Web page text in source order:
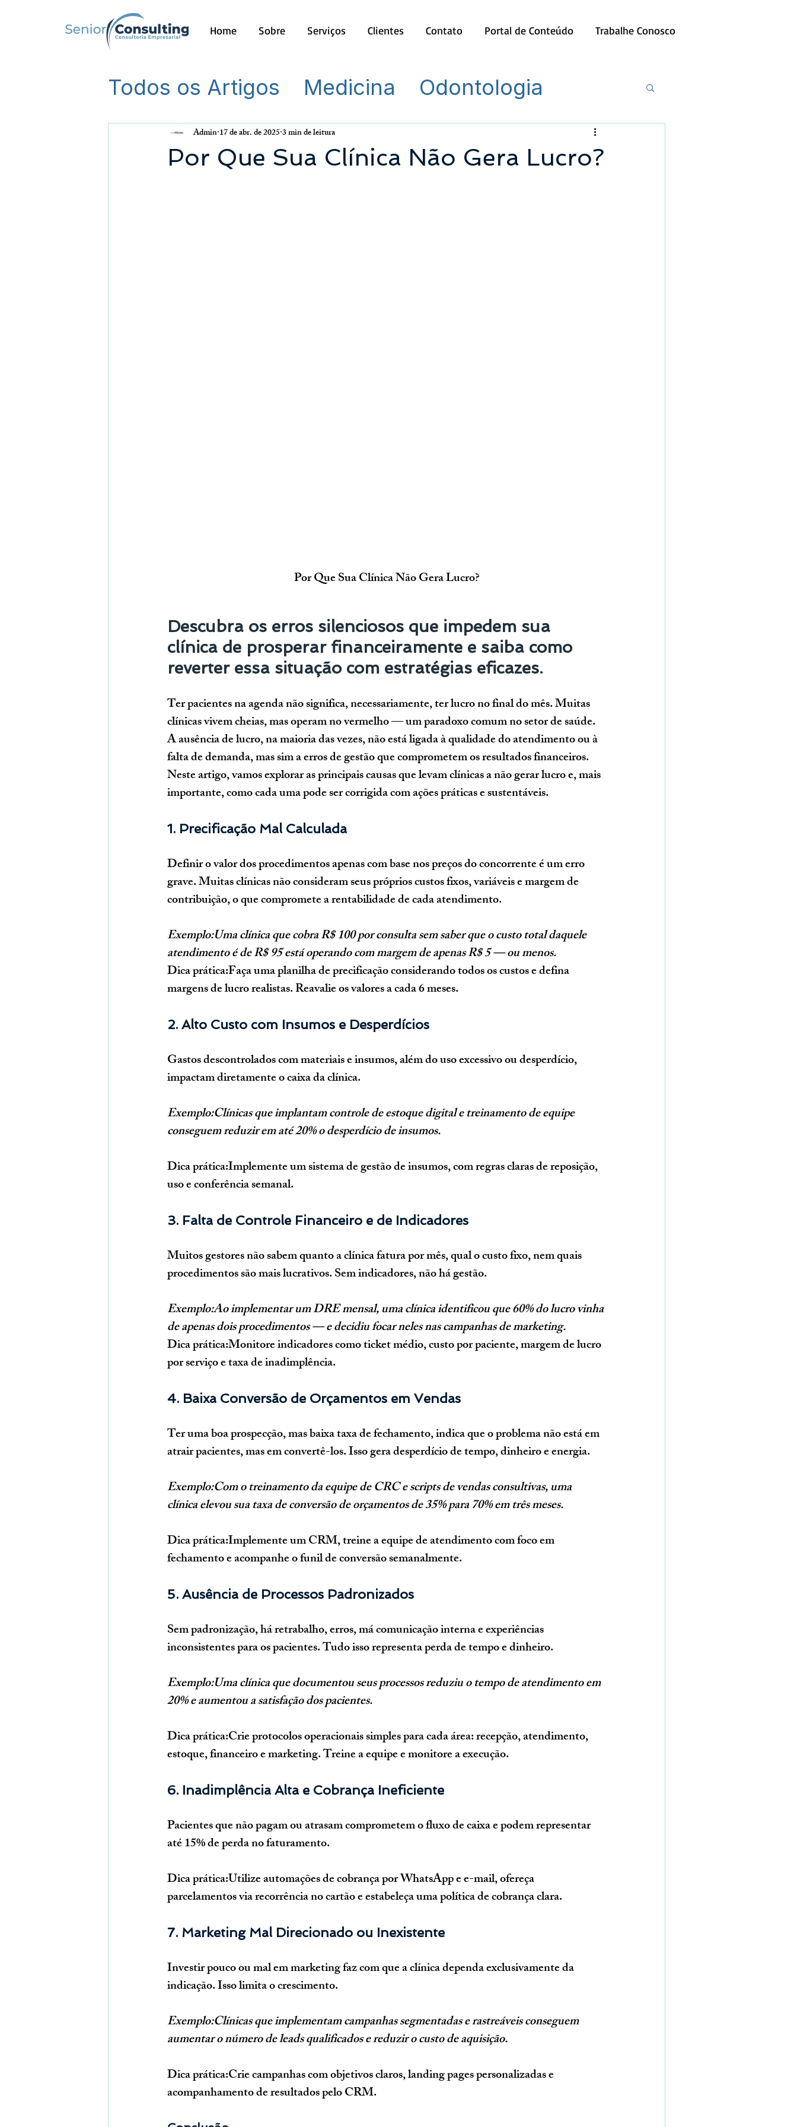
Home Sobre Serviços Clientes Contato Portal de Conteúdo Trabalhe Conosco
Todos os Artigos Medicina
Odontologia
Outros
Por Que Sua Clínica Não Gera Lucro?
Admin 17 de abr. de 20253 min de leitura
Por Que Sua Clínica Não Gera Lucro?
Descubra os erros silenciosos que impedem sua
clínica de prosperar financeiramente e saiba como
reverter essa situação com estratégias eficazes.
Ter pacientes na agenda não significa, necessariamente, ter lucro no final do mês. Muitas
clínicas vivem cheias, mas operam no vermelho — um paradoxo comum no setor de saúde.
A ausência de lucro, na maioria das vezes, não está ligada à qualidade do atendimento ou à
falta de demanda, mas sim a erros de gestão que comprometem os resultados financeiros.
Neste artigo, vamos explorar as principais causas que levam clínicas a não gerar lucro e, mais
importante, como cada uma pode ser corrigida com ações práticas e sustentáveis.
1. Precificação Mal Calculada
Definir o valor dos procedimentos apenas com base nos preços do concorrente é um erro
grave. Muitas clínicas não consideram seus próprios custos fixos, variáveis e margem de
contribuição, o que compromete a rentabilidade de cada atendimento.
Exemplo:Uma clínica que cobra R$ 100 por consulta sem saber que o custo total daquele
atendimento é de R$ 95 está operando com margem de apenas R$ 5 — ou menos.
Dica prática:Faça uma planilha de precificação considerando todos os custos e defina
margens de lucro realistas. Reavalie os valores a cada 6 meses.
2. Alto Custo com Insumos e Desperdícios
Gastos descontrolados com materiais e insumos, além do uso excessivo ou desperdício,
impactam diretamente o caixa da clínica.
Exemplo:Clínicas que implantam controle de estoque digital e treinamento de equipe
conseguem reduzir em até 20% o desperdício de insumos.
Dica prática:Implemente um sistema de gestão de insumos, com regras claras de reposição,
uso e conferência semanal.
3. Falta de Controle Financeiro e de Indicadores
Muitos gestores não sabem quanto a clínica fatura por mês, qual o custo fixo, nem quais
procedimentos são mais lucrativos. Sem indicadores, não há gestão.
Exemplo:Ao implementar um DRE mensal, uma clínica identificou que 60% do lucro vinha
de apenas dois procedimentos — e decidiu focar neles nas campanhas de marketing.
Dica prática:Monitore indicadores como ticket médio, custo por paciente, margem de lucro
por serviço e taxa de inadimplência.
4. Baixa Conversão de Orçamentos em Vendas
Ter uma boa prospecção, mas baixa taxa de fechamento, indica que o problema não está em
atrair pacientes, mas em convertê-los. Isso gera desperdício de tempo, dinheiro e energia.
Exemplo:Com o treinamento da equipe de CRC e scripts de vendas consultivas, uma
clínica elevou sua taxa de conversão de orçamentos de 35% para 70% em três meses.
Dica prática:Implemente um CRM, treine a equipe de atendimento com foco em
fechamento e acompanhe o funil de conversão semanalmente.
5. Ausência de Processos Padronizados
Sem padronização, há retrabalho, erros, má comunicação interna e experiências
inconsistentes para os pacientes. Tudo isso representa perda de tempo e dinheiro.
Exemplo:Uma clínica que documentou seus processos reduziu o tempo de atendimento em
20% e aumentou a satisfação dos pacientes.
Dica prática:Crie protocolos operacionais simples para cada área: recepção, atendimento,
estoque, financeiro e marketing. Treine a equipe e monitore a execução.
6. Inadimplência Alta e Cobrança Ineficiente
Pacientes que não pagam ou atrasam comprometem o fluxo de caixa e podem representar
até 15% de perda no faturamento.
Dica prática:Utilize automações de cobrança por WhatsApp e e-mail, ofereça
parcelamentos via recorrência no cartão e estabeleça uma política de cobrança clara.
7. Marketing Mal Direcionado ou Inexistente
Investir pouco ou mal em marketing faz com que a clínica dependa exclusivamente da
indicação. Isso limita o crescimento.
Exemplo:Clínicas que implementam campanhas segmentadas e rastreáveis conseguem
aumentar o número de leads qualificados e reduzir o custo de aquisição.
Dica prática:Crie campanhas com objetivos claros, landing pages personalizadas e
acompanhamento de resultados pelo CRM.